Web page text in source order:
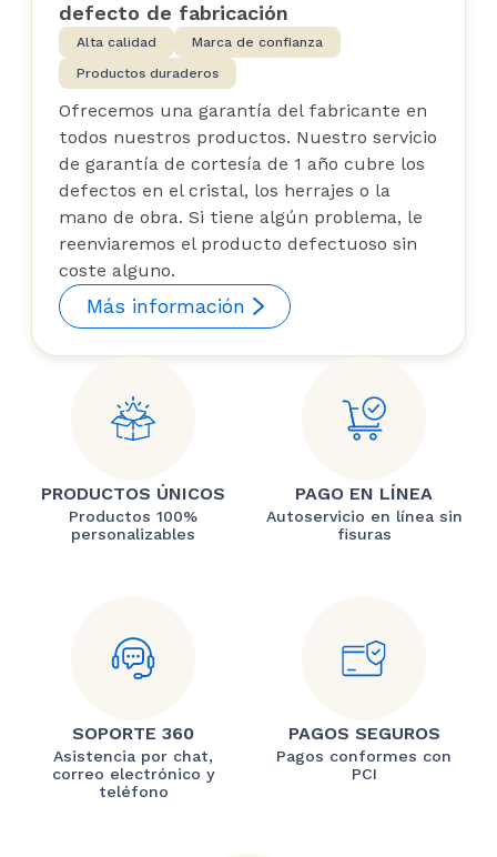
defecto de fabricación
Alta calidad
Marca de confianza
Productos duraderos
Ofrecemos una garantía del fabricante en
todos nuestros productos. Nuestro servicio
de garantía de cortesía de 1 año cubre los
defectos en el cristal, los herrajes o la
mano de obra. Si tiene algún problema, le
reenviaremos el producto defectuoso sin
coste alguno.
Más información
PRODUCTOS ÚNICOS
Productos 100%
personalizables
PAGO EN LÍNEA
Autoservicio en línea sin
fisuras
SOPORTE 360
Asistencia por chat,
correo electrónico y
teléfono
PAGOS SEGUROS
Pagos conformes con
PCI